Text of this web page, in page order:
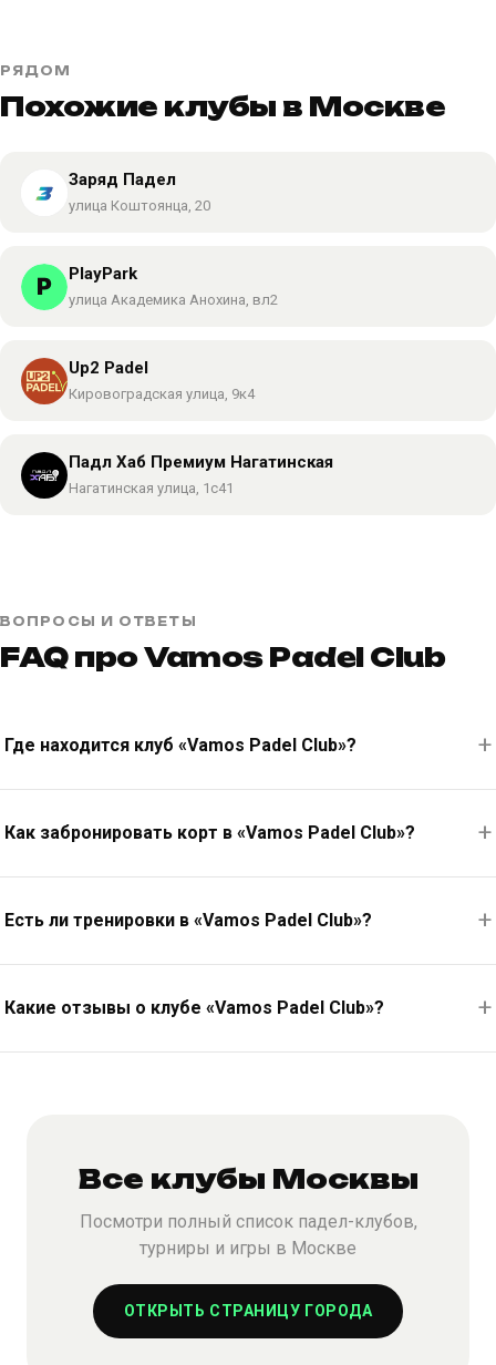
РЯДОМ
Похожие клубы в Москве
Заряд Падел
улица Коштоянца, 20
PlayPark
улица Академика Анохина, вл2
Up2 Padel
Кировоградская улица, 9к4
Падл Хаб Премиум Нагатинская
Нагатинская улица, 1с41
ВОПРОСЫ И ОТВЕТЫ
FAQ про Vamos Padel Club
Где находится клуб «Vamos Padel Club»?
Как забронировать корт в «Vamos Padel Club»?
Есть ли тренировки в «Vamos Padel Club»?
Какие отзывы о клубе «Vamos Padel Club»?
Все клубы Москвы
Посмотри полный список падел-клубов,
турниры и игры в Москве
ОТКРЫТЬ СТРАНИЦУ ГОРОДА